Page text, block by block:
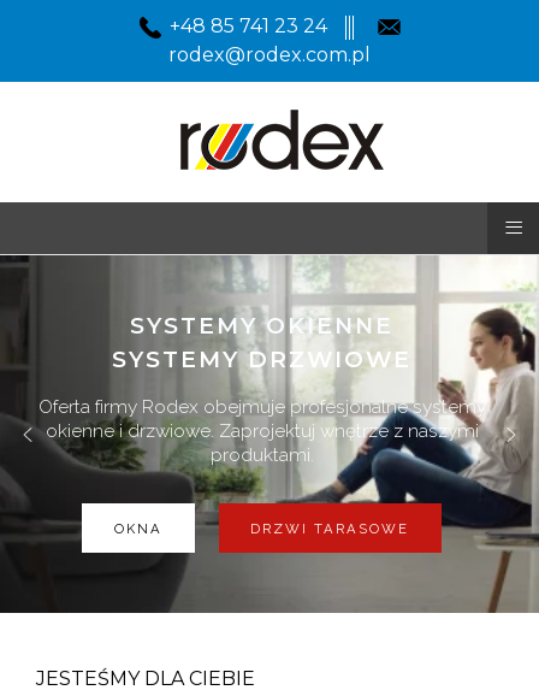
+48 85 741 23 24
rodex@rodex.com.pl
≡
SYSTEMY OKIENNE
SYSTEMY DRZWIOWE
Oferta firmy Rodex obejmuje profesjonalne systemy
okienne i drzwiowe. Zaprojektuj wnętrze z naszymi
produktami.
OKNA DRZWI TARASOWE
JESTEŚMY DLA CIEBIE